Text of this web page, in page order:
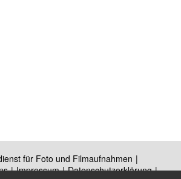
für Foto und Filmaufnahmen
Impressum
Datenschutzerklärung